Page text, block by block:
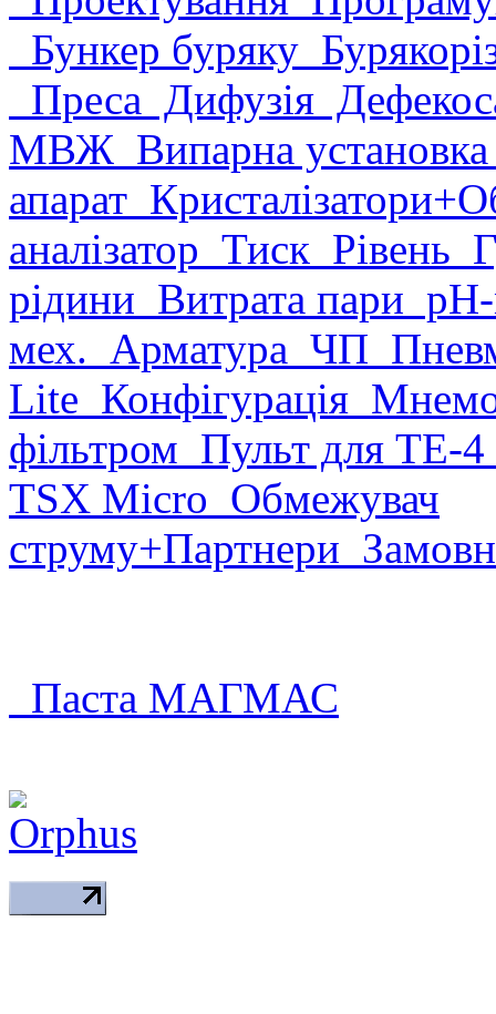
Бункер буряку
Преса Дифузія
МВЖ Випарна
апарат Кристалізатори
аналізатор Тиск Рівень
рідини Витрата пари
мех. Арматура ЧП
Lite Конфігурація
фільтром Пульт для ТЕ-4
TSX Micro Обмежувач
струму+Партнери
Паста МАГМАС